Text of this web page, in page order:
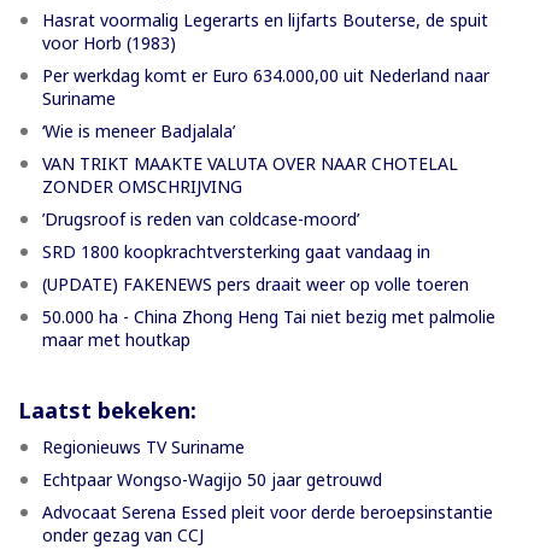
Hasrat voormalig Legerarts en lijfarts Bouterse, de spuit
voor Horb (1983)
Per werkdag komt er Euro 634.000,00 uit Nederland naar
Suriname
‘Wie is meneer Badjalala’
VAN TRIKT MAAKTE VALUTA OVER NAAR CHOTELAL
ZONDER OMSCHRIJVING
’Drugsroof is reden van coldcase-moord’
SRD 1800 koopkrachtversterking gaat vandaag in
(UPDATE) FAKENEWS pers draait weer op volle toeren
50.000 ha - China Zhong Heng Tai niet bezig met palmolie
maar met houtkap
Laatst bekeken:
Regionieuws TV Suriname
Echtpaar Wongso-Wagijo 50 jaar getrouwd
Advocaat Serena Essed pleit voor derde beroepsinstantie
onder gezag van CCJ